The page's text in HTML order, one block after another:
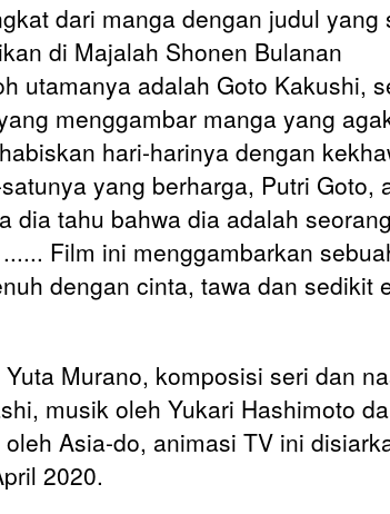
dari manga dengan judul yang
di Majalah Shonen Bulanan
utamanya adalah Goto Kakushi,
menggambar manga yang
hari-harinya dengan
yang berharga, Putri Goto,
dia tahu bahwa dia adalah
Film ini menggambarkan
dengan cinta, tawa dan sedikit
Murano, komposisi seri dan
musik oleh Yukari Hashimoto
Asia-do, animasi TV ini
2020.